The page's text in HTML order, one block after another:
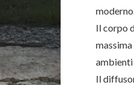
Il corpo
ambienti
Il